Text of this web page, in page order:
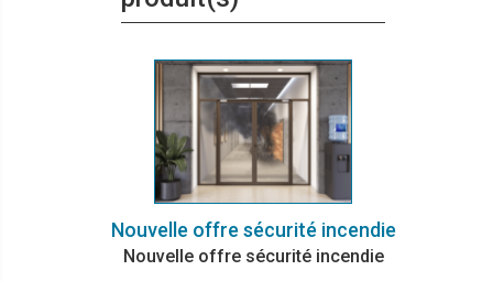
Nouvelle offre sécurité incendie
Nouvelle offre sécurité incendie